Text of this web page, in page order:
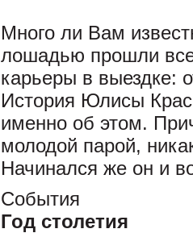
Много ли Вам
лошадью прошли все
карьеры в выездке:
История Юлисы
именно об этом.
молодой парой,
Начинался же он и
События
Год столетия